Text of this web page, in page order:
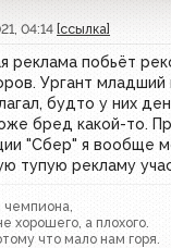
04:14[ссылка]
реклама побьёт
Ургант младший
будто у них
бред какой-то.
"Сбер" я вообще
тупую рекламу
чемпиона,
хорошего, а плохого.
что мало нам горя.